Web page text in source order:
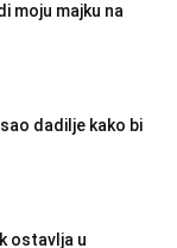
moju majku na
dadilje kako bi
ostavlja u